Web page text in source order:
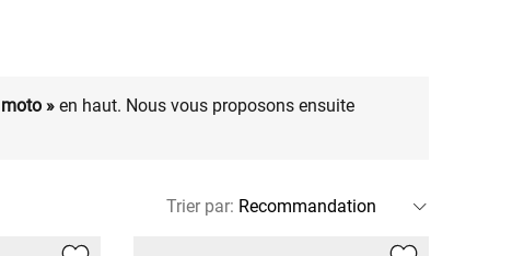
» en haut. Nous vous proposons ensuite
Trier par: